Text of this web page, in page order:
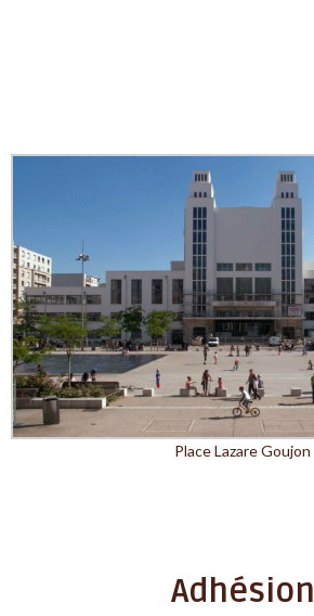
Place Lazare Goujon
Adhésion